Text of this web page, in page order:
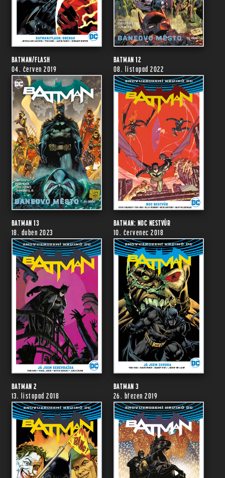
BATMAN/FLASH
04. červen 2019
BATMAN 12
08. listopad 2022
BATMAN 13
18. duben 2023
BATMAN: NOC NESTVŮR
10. červenec 2018
BATMAN 2
13. listopad 2018
BATMAN 3
26. březen 2019